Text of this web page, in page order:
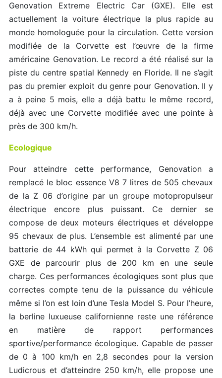
Genovation Extreme Electric Car (GXE). Elle est
actuellement la voiture électrique la plus rapide au
monde homologuée pour la circulation. Cette version
modifiée de la Corvette est l’œuvre de la firme
américaine Genovation. Le record a été réalisé sur la
piste du centre spatial Kennedy en Floride. Il ne s’agit
pas du premier exploit du genre pour Genovation. Il y
a à peine 5 mois, elle a déjà battu le même record,
déjà avec une Corvette modifiée avec une pointe à
près de 300 km/h.
Ecologique
Pour atteindre cette performance, Genovation a
remplacé le bloc essence V8 7 litres de 505 chevaux
de la Z 06 d’origine par un groupe motopropulseur
électrique encore plus puissant. Ce dernier se
compose de deux moteurs électriques et développe
95 chevaux de plus. L’ensemble est alimenté par une
batterie de 44 kWh qui permet à la Corvette Z 06
GXE de parcourir plus de 200 km en une seule
charge. Ces performances écologiques sont plus que
correctes compte tenu de la puissance du véhicule
même si l’on est loin d’une Tesla Model S. Pour l’heure,
la berline luxueuse californienne reste une référence
en matière de rapport performances
sportive/performance écologique. Capable de passer
de 0 à 100 km/h en 2,8 secondes pour la version
Ludicrous et d’atteindre 250 km/h, elle propose une